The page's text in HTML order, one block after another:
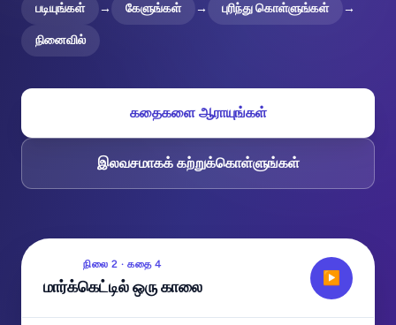
படியுங்கள் → கேளுங்கள் → புரிந்து கொள்ளுங்கள் →
நினைவில்
கதைகளை ஆராயுங்கள்
இலவசமாகக் கற்றுக்கொள்ளுங்கள்
நிலை 2 · கதை 4
மார்க்கெட்டில் ஒரு காலை ▶